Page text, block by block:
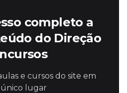
completo a
do Direção
e cursos do site em
lugar